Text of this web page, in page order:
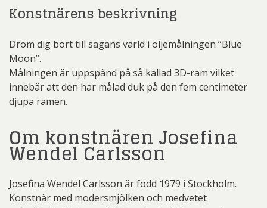
Konstnärens beskrivning
Dröm dig bort till sagans värld i oljemålningen ”Blue
Moon”.
Målningen är uppspänd på så kallad 3D-ram vilket
innebär att den har målad duk på den fem centimeter
djupa ramen.
Om konstnären Josefina
Wendel Carlsson
Josefina Wendel Carlsson är född 1979 i Stockholm.
Konstnär med modersmjölken och medvetet